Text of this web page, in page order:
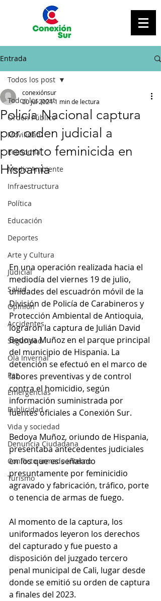
Entrada
Todos los post
Orden Público
Movilidad
Economía
Medio Ambiente
Infraestructura
Política
Educación
Deportes
Arte y Cultura
Judicial
Salud
Opinión
Accidentes
Seguridad
Ola Invernal
Paz
Emergencias
Publicidad
Vida y sociedad
Denuncia Ciudadana
Conflicto armado interno
Turismo
Todos los post
Policía Nacional captura
por orden judicial a
presunto feminicida en
Hispania
conexiónsur
20 jul 20241 min de lectura
En una operación realizada hacia el
mediodía del viernes 19 de julio,
unidades del escuadrón móvil de la
División de Policía de Carabineros y
Protección Ambiental de Antioquia,
lograron la captura de Julián David
Bedoya Muñoz en el parque principal
del municipio de Hispania. La
detención se efectuó en el marco de
labores preventivas y de control
contra el homicidio, según
información suministrada por
fuentes oficiales a Conexión Sur.
Bedoya Muñoz, oriundo de Hispania,
presentaba antecedentes judiciales
en los que es señalado
presuntamente por feminicidio
agravado y fabricación, tráfico, porte
o tenencia de armas de fuego.
Al momento de la captura, los
uniformados leyeron los derechos
del capturado y fue puesto a
disposición del juzgado tercero
penal municipal de Cali, lugar desde
donde se emitió su orden de captura
a finales del 2023.